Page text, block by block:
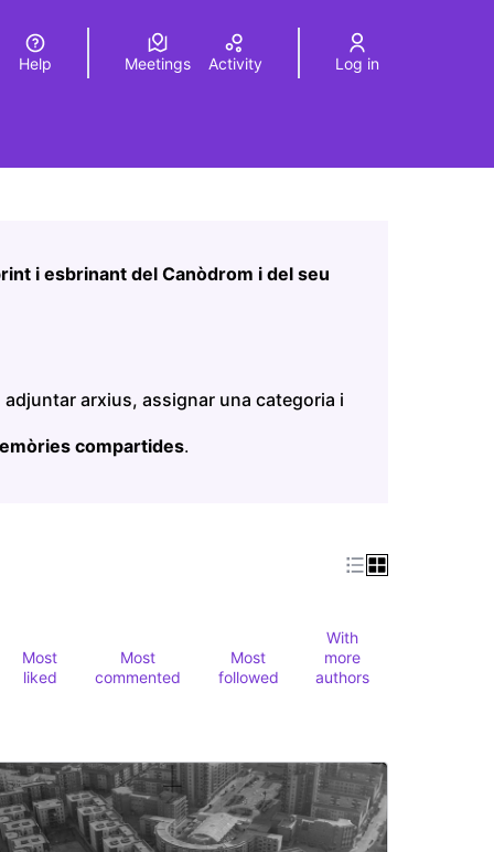
Elegir el idiomaChoose language
Help Meetings Activity Log in
i esbrinant del Canòdrom i del seu
arxius, assignar una categoria i
compartides.
Most
liked
Most
commented
Most
followed
With
more
authors